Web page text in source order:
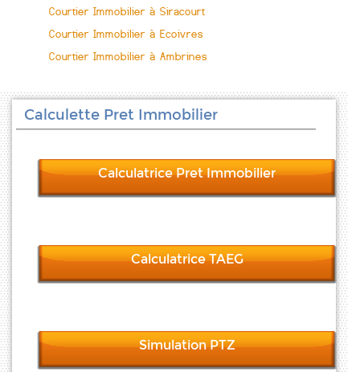
Courtier Immobilier à Siracourt
Courtier Immobilier à Ecoivres
Courtier Immobilier à Ambrines
Calculette Pret Immobilier
Calculatrice Pret Immobilier
Calculatrice TAEG
Simulation PTZ